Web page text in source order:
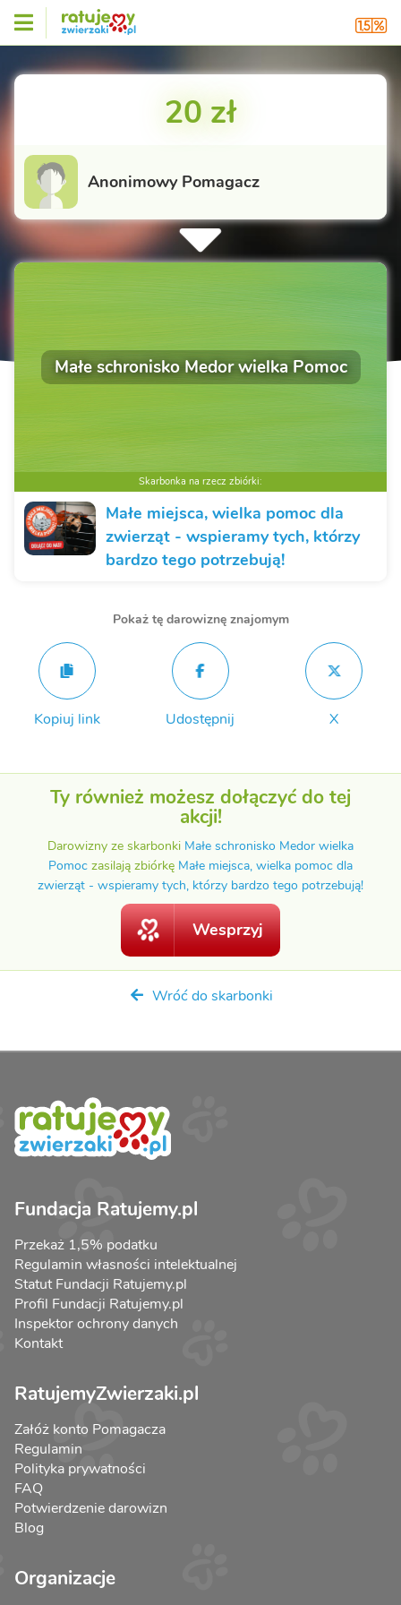
20 zł
Anonimowy Pomagacz
Małe schronisko Medor wielka Pomoc
Skarbonka na rzecz zbiórki:
Małe miejsca, wielka pomoc dla
zwierząt - wspieramy tych, którzy
bardzo tego potrzebują!
Pokaż tę darowiznę znajomym
Kopiuj link Udostępnij X
Ty również możesz dołączyć do tej
akcji!
Darowizny ze skarbonki Małe schronisko Medor wielka
Pomoc zasilają zbiórkę Małe miejsca, wielka pomoc dla
zwierząt - wspieramy tych, którzy bardzo tego potrzebują!
Wesprzyj
Wróć do skarbonki
Fundacja Ratujemy.pl
Przekaż 1,5% podatku
Regulamin własności intelektualnej
Statut Fundacji Ratujemy.pl
Profil Fundacji Ratujemy.pl
Inspektor ochrony danych
Kontakt
RatujemyZwierzaki.pl
Załóż konto Pomagacza
Regulamin
Polityka prywatności
FAQ
Potwierdzenie darowizn
Blog
Organizacje